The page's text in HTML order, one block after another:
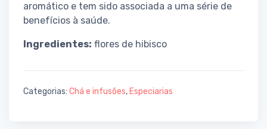
aromático e tem sido associada a uma série de
benefícios à saúde.
Ingredientes: flores de hibisco
Categorias: Chá e infusões,Especiarias